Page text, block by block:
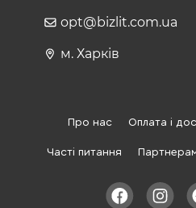
opt@bizlit.com.ua
м. Харків
Про нас Оплата і
Часті питання